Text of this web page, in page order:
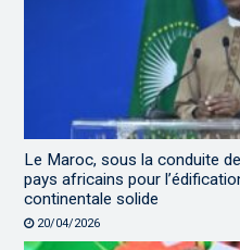
Le Maroc, sous la conduite
pays africains pour
continentale solide
20/04/2026